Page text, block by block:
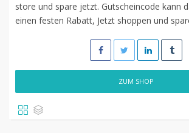
store und spare jetzt. Gutscheincode kann
einen festen Rabatt, Jetzt shoppen und
ZUM SHOP